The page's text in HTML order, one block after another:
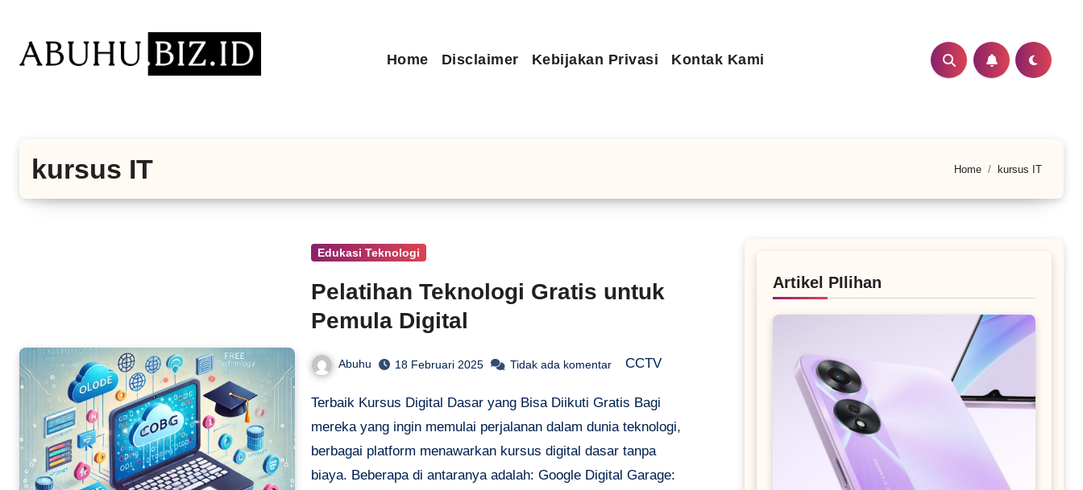
konten
Home Disclaimer Kebijakan Privasi Kontak Kami
kursus IT Home kursus IT
Edukasi Teknologi
Pelatihan Teknologi Gratis untuk
Pemula Digital
Abuhu 18 Februari 2025 Tidak ada komentar CCTV
Terbaik Kursus Digital Dasar yang Bisa Diikuti Gratis Bagi
mereka yang ingin memulai perjalanan dalam dunia teknologi,
berbagai platform menawarkan kursus digital dasar tanpa
biaya. Beberapa di antaranya adalah: Google Digital Garage:
Artikel PIlihan